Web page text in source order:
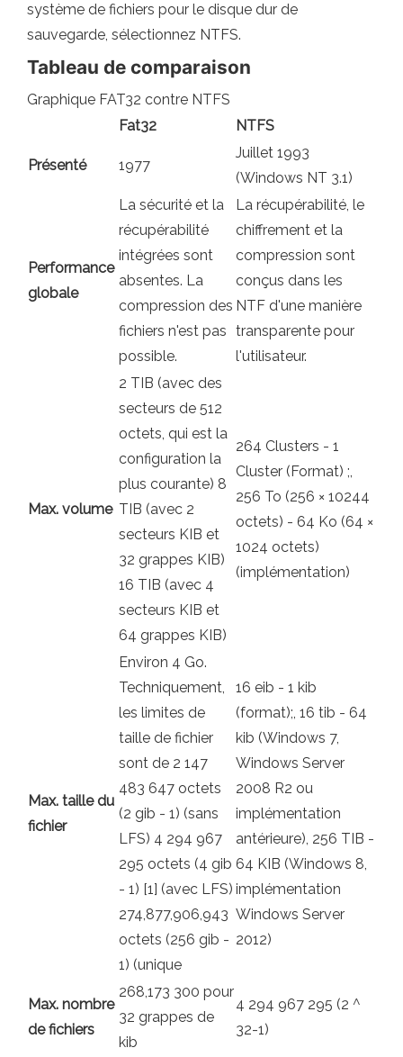
système de fichiers pour le disque dur de
sauvegarde, sélectionnez NTFS.
Tableau de comparaison
Graphique FAT32 contre NTFS
Fat32
NTFS
Présenté 1977
Juillet 1993
(Windows NT 3.1)
Performance
globale
La sécurité et la
récupérabilité
intégrées sont
absentes. La
compression des
fichiers n'est pas
possible.
La récupérabilité, le
chiffrement et la
compression sont
conçus dans les
NTF d'une manière
transparente pour
l'utilisateur.
Max. volume
2 TIB (avec des
secteurs de 512
octets, qui est la
configuration la
plus courante) 8
TIB (avec 2
secteurs KIB et
32 ​​grappes KIB)
16 TIB (avec 4
secteurs KIB et
64 grappes KIB)
264 Clusters - 1
Cluster (Format) ;,
256 To (256 × 10244
octets) - 64 Ko (64 ×
1024 octets)
(implémentation)
Max. taille du
fichier
Environ 4 Go.
Techniquement,
les limites de
taille de fichier
sont de 2 147
483 647 octets
(2 gib - 1) (sans
LFS) 4 294 967
295 octets (4 gib
- 1) [1] (avec LFS)
274,877,906,943
octets (256 gib -
1) (unique
16 eib - 1 kib
(format);, 16 tib - 64
kib (Windows 7,
Windows Server
2008 R2 ou
implémentation
antérieure), 256 TIB -
64 KIB (Windows 8,
implémentation
Windows Server
2012)
Max. nombre
de fichiers
268,173 300 pour
32 grappes de
kib
4 294 967 295 (2 ^
32-1)